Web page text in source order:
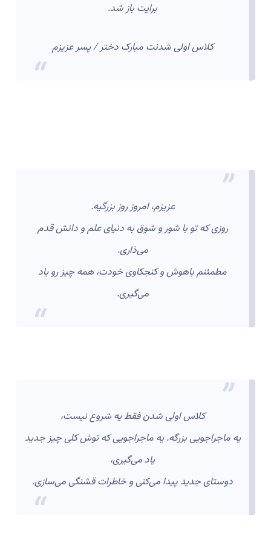
برایت باز شد.
کلاس اولی شدنت مبارک دختر / پسر عزیزم
عزیزم، امروز روز بزرگیه.
روزی که تو با شور و شوق به دنیای علم و دانش قدم
می‌ذاری.
مطمئنم باهوش و کنجکاوی خودت، همه چیز رو یاد
می‌گیری.
کلاس اولی شدن فقط یه شروع نیست،
یه ماجراجویی بزرگه. یه ماجراجویی که توش کلی چیز جدید
یاد می‌گیری،
دوستای جدید پیدا می‌کنی و خاطرات قشنگی می‌سازی.